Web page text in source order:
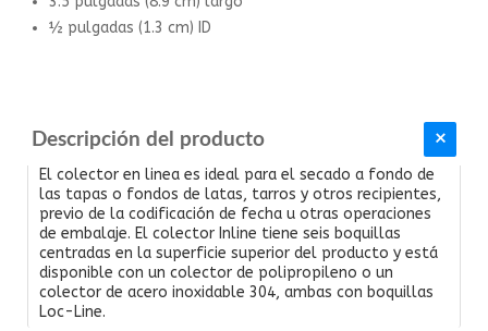
½ pulgadas (1.3 cm) ID
Descripción del producto
El colector en linea es ideal para el secado a fondo de
las tapas o fondos de latas, tarros y otros recipientes,
previo de la codificación de fecha u otras operaciones
de embalaje. El colector Inline tiene seis boquillas
centradas en la superficie superior del producto y está
disponible con un colector de polipropileno o un
colector de acero inoxidable 304, ambas con boquillas
Loc-Line.